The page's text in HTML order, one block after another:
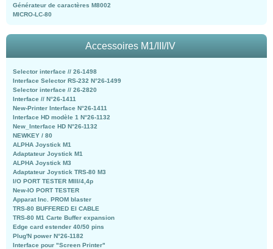
Générateur de caractères M8002
MICRO-LC-80
Accessoires M1/III/IV
Selector interface // 26-1498
Interface Selector RS-232 N°26-1499
Selector interface // 26-2820
Interface // N°26-1411
New-Printer Interface N°26-1411
Interface HD modèle 1 N°26-1132
New_Interface HD N°26-1132
NEWKEY / 80
ALPHA Joystick M1
Adaptateur Joystick M1
ALPHA Joystick M3
Adaptateur Joystick TRS-80 M3
I/O PORT TESTER MIII/4,4p
New-IO PORT TESTER
Apparat Inc. PROM blaster
TRS-80 BUFFERED EI CABLE
TRS-80 M1 Carte Buffer expansion
Edge card estender 40/50 pins
Plug'N power N°26-1182
Interface pour "Screen Printer"